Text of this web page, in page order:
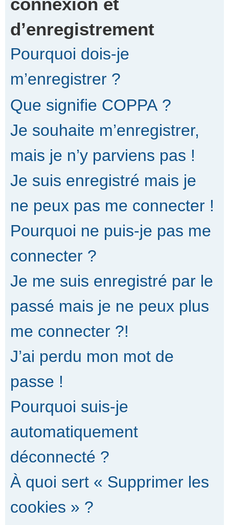
d’enregistrement
Pourquoi dois-je
m’enregistrer ?
Que signifie COPPA ?
Je souhaite m’enregistrer,
mais je n’y parviens pas !
Je suis enregistré mais je
ne peux pas me connecter !
Pourquoi ne puis-je pas me
connecter ?
Je me suis enregistré par le
passé mais je ne peux plus
me connecter ?!
J’ai perdu mon mot de
passe !
Pourquoi suis-je
automatiquement
déconnecté ?
À quoi sert « Supprimer les
cookies » ?